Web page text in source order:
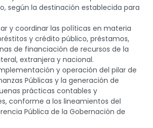
según la destinación establecida para
y coordinar las políticas en materia
y crédito público, préstamos,
de financiación de recursos de la
extranjera y nacional.
y operación del pilar de
Públicas y la generación de
prácticas contables y
conforme a los lineamientos del
Pública de la Gobernación de